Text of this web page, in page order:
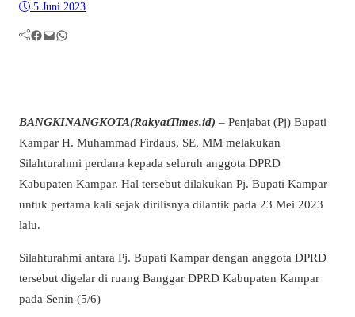
5 Juni 2023
Facebook Mail WhatsApp
BANGKINANGKOTA(RakyatTimes.id) – Penjabat (Pj) Bupati
Kampar H. Muhammad Firdaus, SE, MM melakukan
Silahturahmi perdana kepada seluruh anggota DPRD
Kabupaten Kampar. Hal tersebut dilakukan Pj. Bupati Kampar
untuk pertama kali sejak dirilisnya dilantik pada 23 Mei 2023
lalu.
Silahturahmi antara Pj. Bupati Kampar dengan anggota DPRD
tersebut digelar di ruang Banggar DPRD Kabupaten Kampar
pada Senin (5/6)